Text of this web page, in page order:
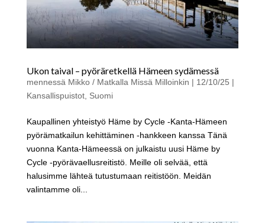
Ukon taival – pyöräretkellä Hämeen sydämessä
mennessä Mikko / Matkalla Missä Milloinkin | 12/10/25 |
Kansallispuistot, Suomi
Kaupallinen yhteistyö Häme by Cycle -Kanta-Hämeen
pyörämatkailun kehittäminen -hankkeen kanssa Tänä
vuonna Kanta-Hämeessä on julkaistu uusi Häme by
Cycle -pyörävaellusreitistö. Meille oli selvää, että
halusimme lähteä tutustumaan reitistöön. Meidän
valintamme oli...